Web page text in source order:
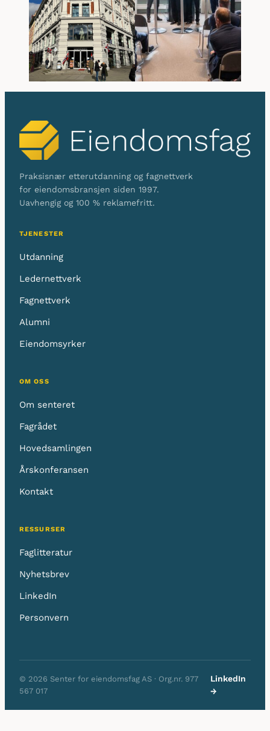
Praksisnær etterutdanning og fagnettverk
for eiendomsbransjen siden 1997.
Uavhengig og 100 % reklamefritt.
TJENESTER
Utdanning
Ledernettverk
Fagnettverk
Alumni
Eiendomsyrker
OM OSS
Om senteret
Fagrådet
Hovedsamlingen
Årskonferansen
Kontakt
RESSURSER
Faglitteratur
Nyhetsbrev
LinkedIn
Personvern
© 2026 Senter for eiendomsfag AS · Org.nr. 977
567 017
LinkedIn
→